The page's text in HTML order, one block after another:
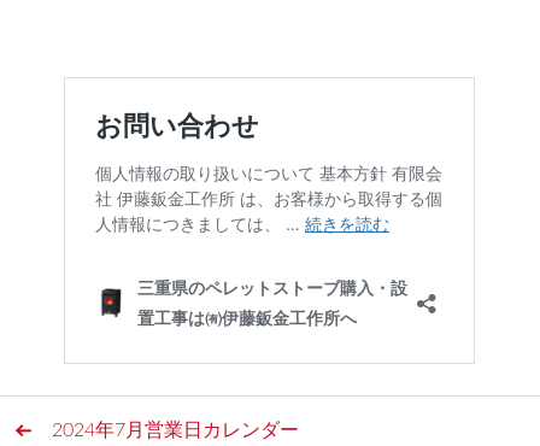
2024年7月営業日カレンダー